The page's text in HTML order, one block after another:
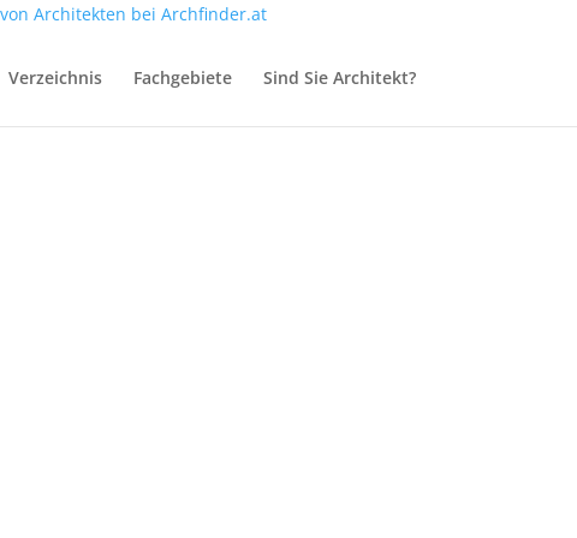
Verzeichnis Fachgebiete Sind Sie Architekt?